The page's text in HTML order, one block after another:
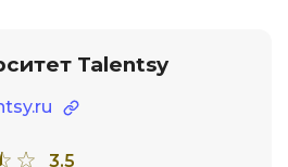
Talentsy
3.5